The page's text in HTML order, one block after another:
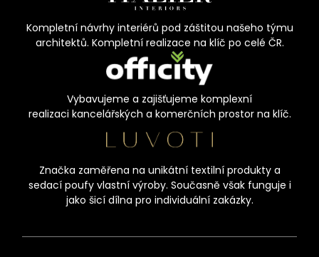
Kompletní návrhy interiérů pod záštitou našeho týmu
architektů. Kompletní realizace na klíč po celé ČR.
Vybavujeme a zajišťujeme komplexní
realizaci kancelářských a komerčních prostor na klíč.
Značka zaměřena na unikátní textilní produkty a
sedací poufy vlastní výroby. Současně však funguje i
jako šicí dílna pro individuální zakázky.